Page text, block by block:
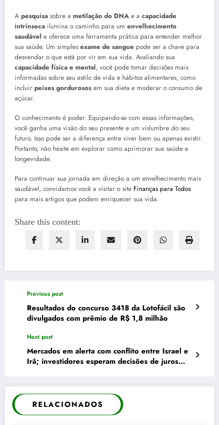
A pesquisa sobre a metilação do DNA e a capacidade
intrínseca ilumina o caminho para um envelhecimento
saudável e oferece uma ferramenta prática para entender melhor
sua saúde. Um simples exame de sangue pode ser a chave para
desvendar o que está por vir em sua vida. Avaliando sua
capacidade física e mental, você pode tomar decisões mais
informadas sobre seu estilo de vida e hábitos alimentares, como
incluir peixes gordurosos em sua dieta e moderar o consumo de
açúcar.
O conhecimento é poder. Equipando-se com essas informações,
você ganha uma visão do seu presente e um vislumbre do seu
futuro. Isso pode ser a diferença entre viver bem ou apenas existir.
Portanto, não hesite em explorar como aprimorar sua saúde e
longevidade.
Para continuar sua jornada em direção a um envelhecimento mais
saudável, convidamos você a visitar o site Finanças para Todos
para mais artigos que podem enriquecer sua vida.
Share this content:
Previous post
Resultados do concurso 3418 da Lotofácil são
divulgados com prêmio de R$ 1,8 milhão
Next post
Mercados em alerta com conflito entre Israel e
Irã; investidores esperam decisões de juros
RELACIONADOS